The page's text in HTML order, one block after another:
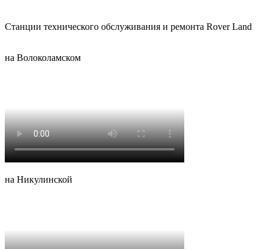
Станции технического обслуживания и ремонта Rover Land
на Волоколамском
на Никулинской